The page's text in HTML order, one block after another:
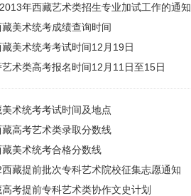
年西藏艺术类招生专业加试工作的通知
美术统考成绩查询时间
美术统考考试时间12月19日
术类高考报名时间12月11日至15日
术统考考试时间及地点
高考艺术类录取分数线
美术统考合格分数线
藏提前批次专科艺术院校征集志愿通知
考提前专科艺术类协作文史计划